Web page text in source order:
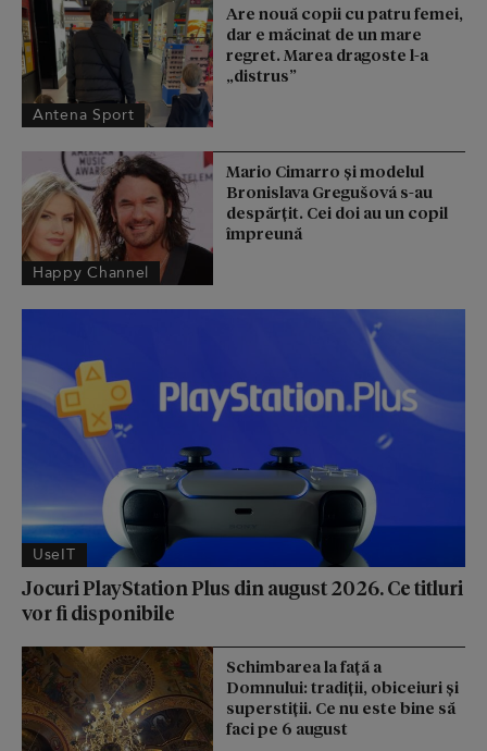
Antena Sport
Are nouă copii cu patru femei,
dar e măcinat de un mare
regret. Marea dragoste l-a
„distrus”
Happy Channel
Mario Cimarro și modelul
Bronislava Gregušová s-au
despărțit. Cei doi au un copil
împreună
UseIT
Jocuri PlayStation Plus din august 2026. Ce titluri
vor fi disponibile
Schimbarea la față a
Domnului: tradiții, obiceiuri și
superstiții. Ce nu este bine să
faci pe 6 august